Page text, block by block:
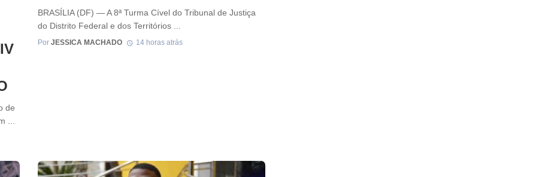
de
...
BRASÍLIA (DF) — A 8ª Turma Cível do Tribunal de Justiça
do Distrito Federal e dos Territórios ...
Por JESSICA MACHADO 14 horas atrás